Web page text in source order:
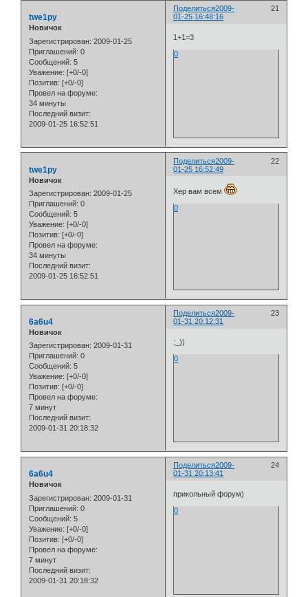
Поделиться 21
2009-
01-25 16:48:16
twe1py
Новичок
Зарегистрирован: 2009-01-25
Приглашений: 0
Сообщений: 5
Уважение: [+0/-0]
Позитив: [+0/-0]
Провел на форуме:
34 минуты
Последний визит:
2009-01-25 16:52:51
1+1=3
0
Поделиться 22
2009-
01-25 16:52:49
twe1py
Новичок
Зарегистрирован: 2009-01-25
Приглашений: 0
Сообщений: 5
Уважение: [+0/-0]
Позитив: [+0/-0]
Провел на форуме:
34 минуты
Последний визит:
2009-01-25 16:52:51
Хер вам всем
0
Поделиться 23
2009-
01-31 20:12:31
6a6u4
Новичок
Зарегистрирован: 2009-01-31
Приглашений: 0
Сообщений: 5
Уважение: [+0/-0]
Позитив: [+0/-0]
Провел на форуме:
7 минут
Последний визит:
2009-01-31 20:18:32
:_))
0
Поделиться 24
2009-
01-31 20:13:41
6a6u4
Новичок
Зарегистрирован: 2009-01-31
Приглашений: 0
Сообщений: 5
Уважение: [+0/-0]
Позитив: [+0/-0]
Провел на форуме:
7 минут
Последний визит:
2009-01-31 20:18:32
прикольный форум)
0